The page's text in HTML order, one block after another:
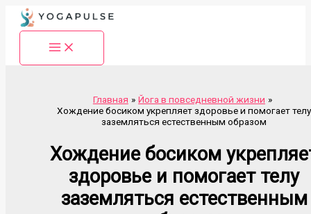
Перейти
содержимому
Главная
Йога в повседневной жизни
Хождение босиком укрепляет здоровье и помогает телу
заземляться естественным образом
Хождение босиком
здоровье и помогает телу
заземляться естественным